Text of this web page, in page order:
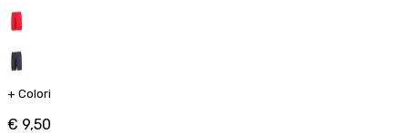
+ Colori
€ 9,50